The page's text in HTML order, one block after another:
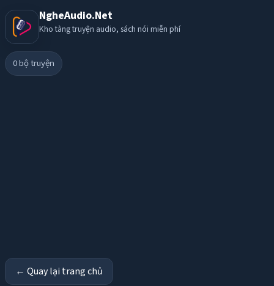
NgheAudio.Net
Kho tàng truyện audio, sách nói miễn phí
0bộ truyện
← Quay lại trang chủ